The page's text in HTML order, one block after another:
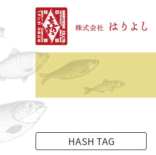
HASH TAG